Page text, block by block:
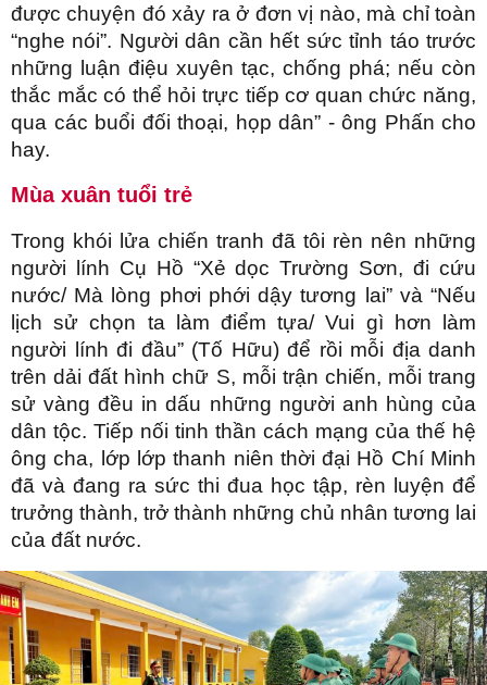
được chuyện đó xảy ra ở đơn vị nào, mà chỉ toàn
“nghe nói”. Người dân cần hết sức tỉnh táo trước
những luận điệu xuyên tạc, chống phá; nếu còn
thắc mắc có thể hỏi trực tiếp cơ quan chức năng,
qua các buổi đối thoại, họp dân” - ông Phấn cho
hay.
Mùa xuân tuổi trẻ
Trong khói lửa chiến tranh đã tôi rèn nên những
người lính Cụ Hồ “Xẻ dọc Trường Sơn, đi cứu
nước/ Mà lòng phơi phới dậy tương lai” và “Nếu
lịch sử chọn ta làm điểm tựa/ Vui gì hơn làm
người lính đi đầu” (Tố Hữu) để rồi mỗi địa danh
trên dải đất hình chữ S, mỗi trận chiến, mỗi trang
sử vàng đều in dấu những người anh hùng của
dân tộc. Tiếp nối tinh thần cách mạng của thế hệ
ông cha, lớp lớp thanh niên thời đại Hồ Chí Minh
đã và đang ra sức thi đua học tập, rèn luyện để
trưởng thành, trở thành những chủ nhân tương lai
của đất nước.